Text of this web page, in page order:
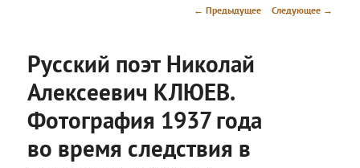
Навигация
← Предыдущее Следующее →
Русский поэт Николай
Алексеевич КЛЮЕВ.
Фотография 1937 года
во время следствия в